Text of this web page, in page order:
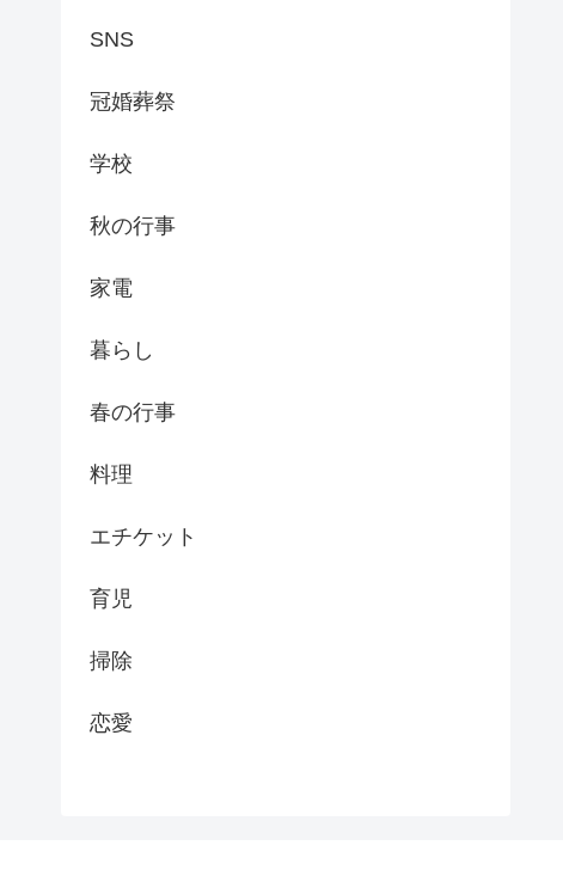
SNS
冠婚葬祭
学校
秋の行事
家電
暮らし
春の行事
料理
エチケット
育児
掃除
恋愛